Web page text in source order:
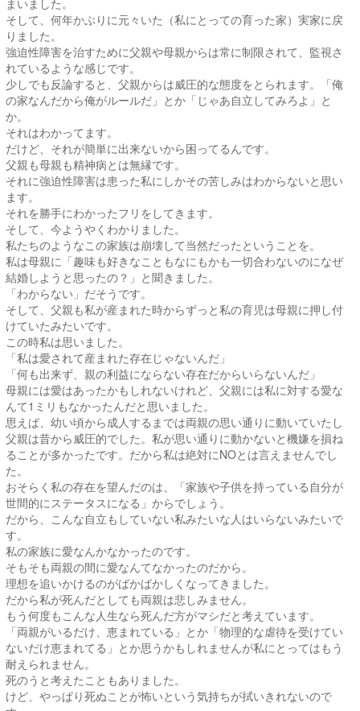
まいました。
そして、何年かぶりに元々いた（私にとっての育った家）実家に戻
りました。
強迫性障害を治すために父親や母親からは常に制限されて、監視さ
れているような感じです。
少しでも反論すると、父親からは威圧的な態度をとられます。「俺
の家なんだから俺がルールだ」とか「じゃあ自立してみろよ」と
か。
それはわかってます。
だけど、それが簡単に出来ないから困ってるんです。
父親も母親も精神病とは無縁です。
それに強迫性障害は患った私にしかその苦しみはわからないと思い
ます。
それを勝手にわかったフリをしてきます。
そして、今ようやくわかりました。
私たちのようなこの家族は崩壊して当然だったということを。
私は母親に「趣味も好きなこともなにもかも一切合わないのになぜ
結婚しようと思ったの？」と聞きました。
「わからない」だそうです。
そして、父親も私が産まれた時からずっと私の育児は母親に押し付
けていたみたいです。
この時私は思いました。
「私は愛されて産まれた存在じゃないんだ」
「何も出来ず、親の利益にならない存在だからいらないんだ」
母親には愛はあったかもしれないけれど、父親には私に対する愛な
んて1ミリもなかったんだと思いました。
思えば、幼い頃から成人するまでは両親の思い通りに動いていたし
父親は昔から威圧的でした。私が思い通りに動かないと機嫌を損ね
ることが多かったです。だから私は絶対にNOとは言えませんでし
た。
おそらく私の存在を望んだのは、「家族や子供を持っている自分が
世間的にステータスになる」からでしょう。
だから、こんな自立もしていない私みたいな人はいらないみたいで
す。
私の家族に愛なんかなかったのです。
そもそも両親の間に愛なんてなかったのだから。
理想を追いかけるのがばかばかしくなってきました。
だから私が死んだとしても両親は悲しみません。
もう何度もこんな人生なら死んだ方がマシだと考えています。
「両親がいるだけ、恵まれている」とか「物理的な虐待を受けてい
ないだけ恵まれてる」とか思うかもしれませんが私にとってはもう
耐えられません。
死のうと考えたこともありました。
けど、やっぱり死ぬことが怖いという気持ちが拭いきれないので